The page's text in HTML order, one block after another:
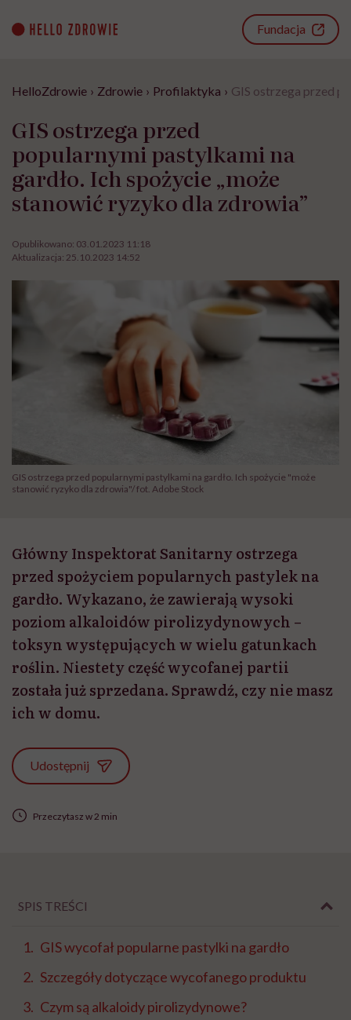
content
Fundacja
HelloZdrowie › Zdrowie › Profilaktyka › GIS ostrzega przed
GIS ostrzega przed
popularnymi pastylkami na
gardło. Ich spożycie „może
stanowić ryzyko dla zdrowia”
Opublikowano: 03.01.2023 11:18
Aktualizacja: 25.10.2023 14:52
GIS ostrzega przed popularnymi pastylkami na gardło. Ich spożycie "może
stanowić ryzyko dla zdrowia"/ fot. Adobe Stock
Główny Inspektorat Sanitarny ostrzega
przed spożyciem popularnych pastylek na
gardło. Wykazano, że zawierają wysoki
poziom alkaloidów pirolizydynowych –
toksyn występujących w wielu gatunkach
roślin. Niestety część wycofanej partii
została już sprzedana. Sprawdź, czy nie masz
ich w domu.
Udostępnij
Przeczytasz w 2 min
SPIS TREŚCI
GIS wycofał popularne pastylki na gardło
Szczegóły dotyczące wycofanego produktu
Czym są alkaloidy pirolizydynowe?